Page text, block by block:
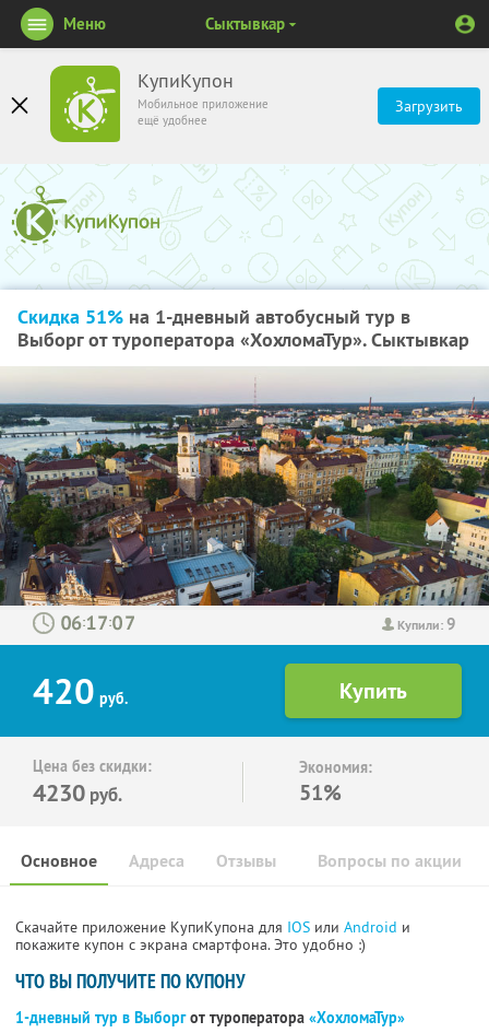
КупиКупон
Мобильное приложение
ещё удобнее
Загрузить
Меню Сыктывкар
Скидка 51% на 1-дневный автобусный тур в
Выборг от туроператора «ХохломаТур». Сыктывкар
Купили:9
: :
420 руб.
Цена без скидки:
4230 руб.
Экономия:
51%
Основное Отзывы Вопросы по акции
Адреса
Скачайте приложение КупиКупона для IOS или Android и
покажите купон с экрана смартфона. Это удобно :)
ЧТО ВЫ ПОЛУЧИТЕ ПО КУПОНУ
1-дневный тур в Выборгот туроператора «ХохломаТур»